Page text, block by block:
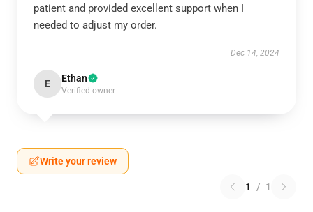
patient and provided excellent support when I
needed to adjust my order.
Dec 14, 2024
E Ethan
Verified owner
Write your review
1 / 1